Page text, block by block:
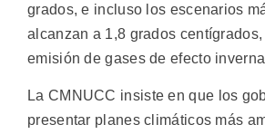
grados, e incluso los escenarios
alcanzan a 1,8 grados
emisión de gases de efecto
La CMNUCC insiste en que los
presentar planes climáticos más